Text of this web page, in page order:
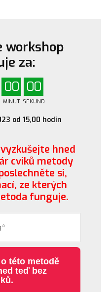
workshop
za:
00
MINUT
00
SEKUND
od 15,00 hodin
hned
cviků metody
si,
ze kterých
funguje.
této metodě